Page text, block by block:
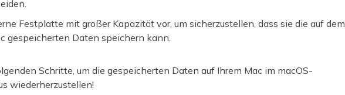
Festplatte mit großer Kapazität vor, um sicherzustellen, dass sie die auf dem
gespeicherten Daten speichern kann.
Schritte, um die gespeicherten Daten auf Ihrem Mac im macOS-
wiederherzustellen!